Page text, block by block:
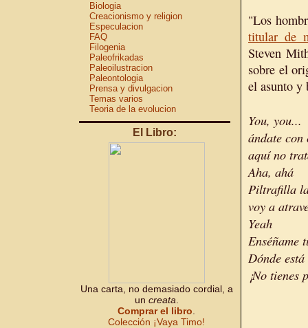
Biologia
Creacionismo y religion
Especulacion
FAQ
Filogenia
Paleofrikadas
Paleoilustracion
Paleontologia
Prensa y divulgacion
Temas varios
Teoria de la evolucion
El Libro:
Una carta, no demasiado cordial, a
un creata
Comprar el libro
Colección ¡Vaya Timo!
"Los
titular de
Steven
sobre el
el asunto y
You, you...
ándate con
aquí no
Aha, ahá
Piltrafilla
voy a
Yeah
Enséñame
Dónde
¡No tienes